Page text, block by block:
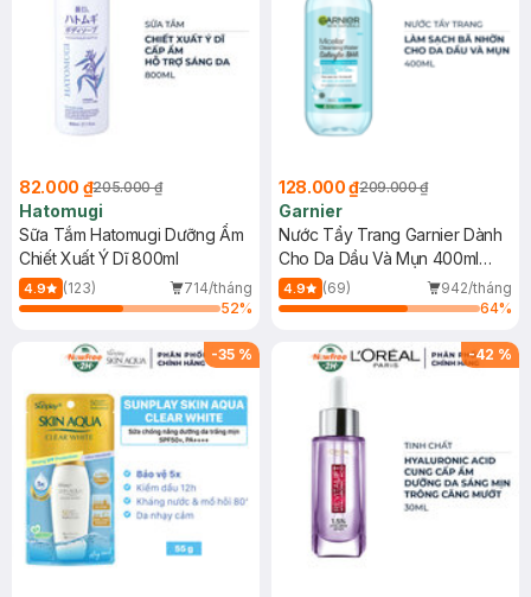
82.000 ₫205.000 ₫
Hatomugi
Sữa Tắm Hatomugi Dưỡng Ẩm
Chiết Xuất Ý Dĩ 800ml
4.9 (123)
714/tháng
52%
128.000 ₫209.000 ₫
Garnier
Nước Tẩy Trang Garnier Dành
Cho Da Dầu Và Mụn 400ml
(Mới)
4.9 (69)
942/tháng
64%
-35 % -42 %